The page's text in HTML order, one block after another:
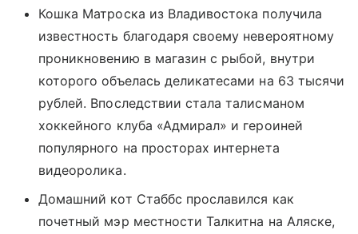
Кошка Матроска из Владивостока получила
известность благодаря своему невероятному
проникновению в магазин с рыбой, внутри
которого объелась деликатесами на 63 тысячи
рублей. Впоследствии стала талисманом
хоккейного клуба «Адмирал» и героиней
популярного на просторах интернета
видеоролика.
Домашний кот Стаббс прославился как
почетный мэр местности Талкитна на Аляске,